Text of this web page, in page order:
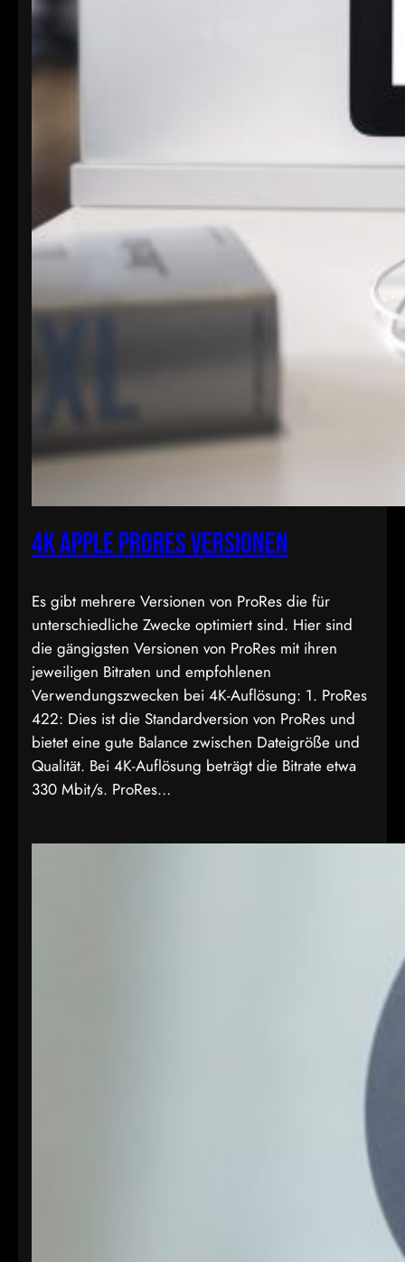
4k Apple ProRes Versionen
Es gibt mehrere Versionen von ProRes die für
unterschiedliche Zwecke optimiert sind. Hier sind
die gängigsten Versionen von ProRes mit ihren
jeweiligen Bitraten und empfohlenen
Verwendungszwecken bei 4K-Auflösung: 1. ProRes
422: Dies ist die Standardversion von ProRes und
bietet eine gute Balance zwischen Dateigröße und
Qualität. Bei 4K-Auflösung beträgt die Bitrate etwa
330 Mbit/s. ProRes…